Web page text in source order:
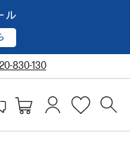
ル
830-130